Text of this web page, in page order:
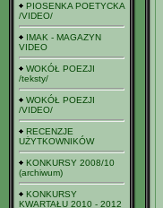
PIOSENKA POETYCKA
/VIDEO/
IMAK - MAGAZYN
VIDEO
WOKÓŁ POEZJI
/teksty/
WOKÓŁ POEZJI
/VIDEO/
RECENZJE
UŻYTKOWNIKÓW
KONKURSY 2008/10
(archiwum)
KONKURSY
KWARTAŁU 2010 - 2012